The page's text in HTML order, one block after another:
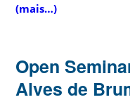
(mais…)
Open
Alves de